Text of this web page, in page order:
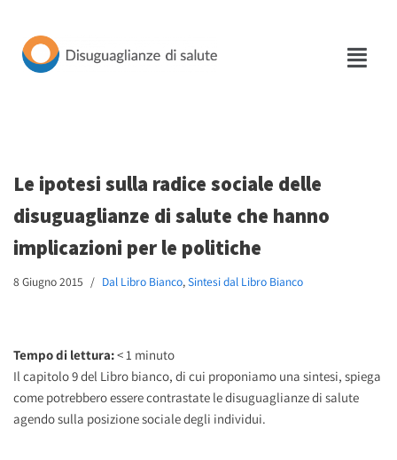
Vai
Le ipotesi sulla radice sociale delle
disuguaglianze di salute che hanno
implicazioni per le politiche
8 Giugno 2015 Dal Libro Bianco,Sintesi dal Libro Bianco
Tempo di lettura:< 1 minuto
Il capitolo 9 del Libro bianco, di cui proponiamo una sintesi, spiega
come potrebbero essere contrastate le disuguaglianze di salute
agendo sulla posizione sociale degli individui.